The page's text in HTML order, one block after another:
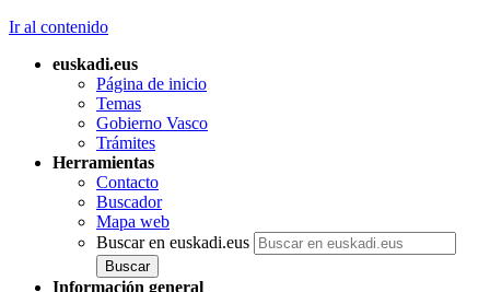
Ir al contenido
euskadi.eus
Página de inicio
Temas
Gobierno Vasco
Trámites
Herramientas
Contacto
Buscador
Mapa web
Buscar en euskadi.eus
Información general